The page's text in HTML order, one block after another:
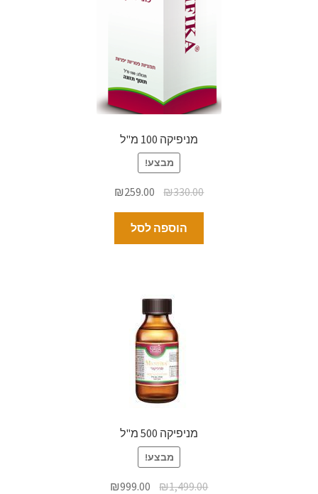
מניפיקה 100 מ"ל
מבצע!
₪330.00
₪259.00
הוספה לסל
מניפיקה 500 מ"ל
מבצע!
₪1,499.00
₪999.00